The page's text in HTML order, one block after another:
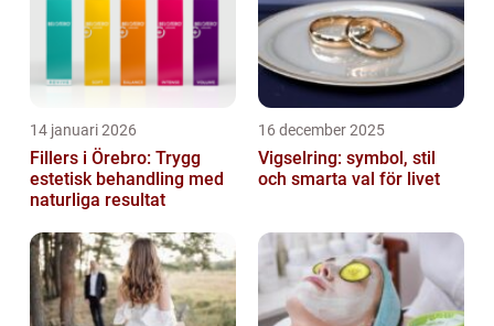
14 januari 2026
Fillers i Örebro: Trygg
estetisk behandling med
naturliga resultat
16 december 2025
Vigselring: symbol, stil
och smarta val för livet